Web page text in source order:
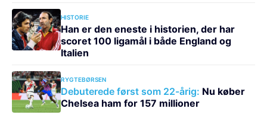
HISTORIE
Han er den eneste i historien, der har
scoret 100 ligamål i både England og
Italien
RYGTEBØRSEN
Debuterede først som 22-årig: Nu køber
Chelsea ham for 157 millioner